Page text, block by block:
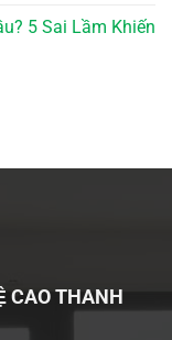
5 Sai Lầm Khiến
CAO THANH